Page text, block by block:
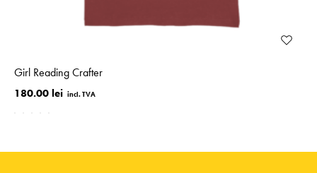
Girl Reading Crafter
180.00 lei